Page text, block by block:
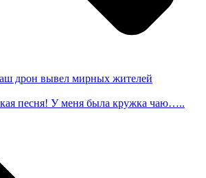
дрон вывел мирных жителей
песня! У меня была кружка чаю…..